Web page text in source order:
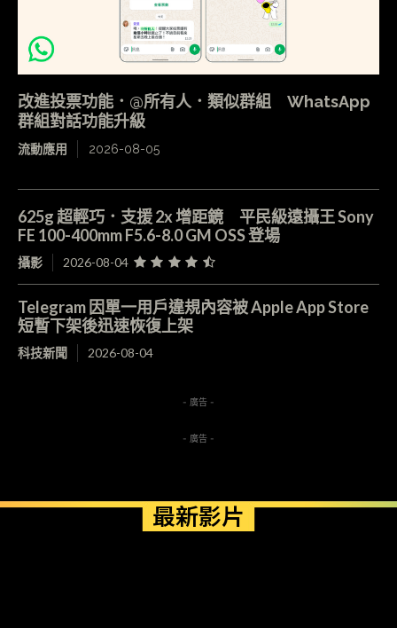
改進投票功能．@所有人．類似群組 WhatsApp
群組對話功能升級
流動應用 2026-08-05
625g 超輕巧．支援 2x 增距鏡 平民級遠攝王 Sony
FE 100-400mm F5.6-8.0 GM OSS 登場
攝影 2026-08-04
Telegram 因單一用戶違規內容被 Apple App Store
短暫下架後迅速恢復上架
科技新聞 2026-08-04
- 廣告 -
- 廣告 -
最新影片